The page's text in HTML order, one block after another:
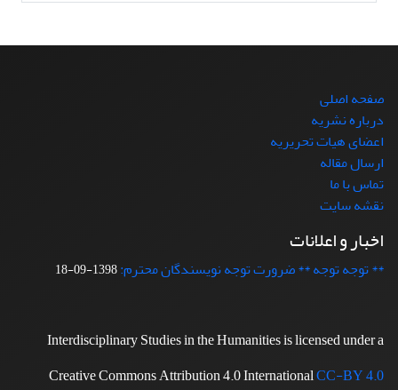
صفحه اصلی
درباره نشریه
اعضای هیات تحریریه
ارسال مقاله
تماس با ما
نقشه سایت
اخبار و اعلانات
** توجه توجه ** ضرورت توجه نویسندگان محترم:1398-09-18
Interdisciplinary Studies in the Humanities is licensed under a
Creative Commons Attribution 4.0 InternationalCC-BY 4.0